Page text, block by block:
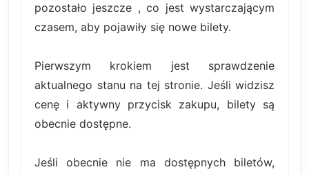
pozostało jeszcze , co jest wystarczającym
czasem, aby pojawiły się nowe bilety.
Pierwszym krokiem jest sprawdzenie
aktualnego stanu na tej stronie. Jeśli widzisz
cenę i aktywny przycisk zakupu, bilety są
obecnie dostępne.
Jeśli obecnie nie ma dostępnych biletów,